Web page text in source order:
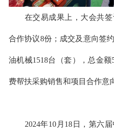
在交易成果上，大会共签
合作协议8份；成交及意向签
油机械1518台（套），总金
费帮扶采购销售和项目合作意
2024年10月18日，第六届